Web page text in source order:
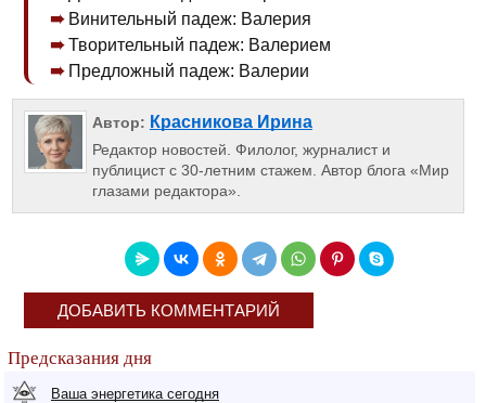
Винительный падеж: Валерия
Творительный падеж: Валерием
Предложный падеж: Валерии
Автор: Красникова Ирина
Редактор новостей. Филолог, журналист и
публицист с 30-летним стажем. Автор блога «Мир
глазами редактора».
ДОБАВИТЬ КОММЕНТАРИЙ
Предсказания дня
Ваша энергетика сегодня